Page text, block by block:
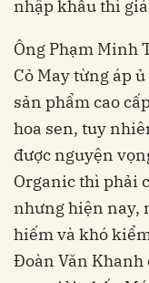
nhập khẩu thì giá
Ông Phạm Minh
Cỏ May từng áp
sản phẩm cao
hoa sen, tuy
được nguyện
Organic thì phải
nhưng hiện nay,
hiếm và khó
Đoàn Văn Khanh